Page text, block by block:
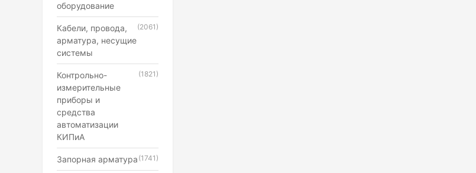
оборудование
Кабели, провода,
арматура, несущие
системы
(2061)
Контрольно-
измерительные
приборы и
средства
автоматизации
КИПиА
(1821)
Запорная арматура (1741)